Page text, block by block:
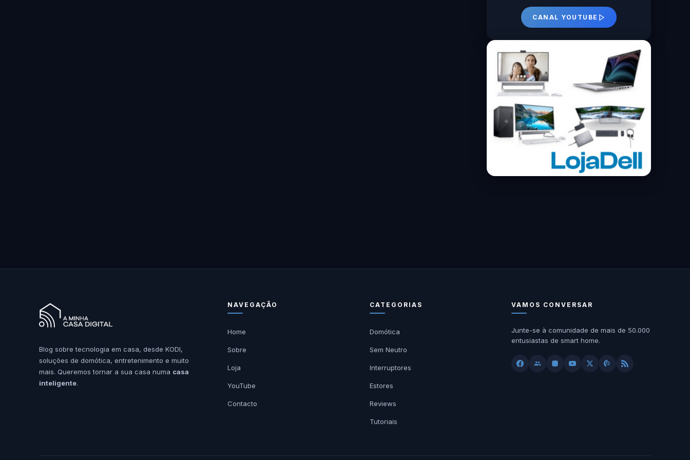
CANAL YOUTUBE
Blog sobre tecnologia em casa, desde KODI,
soluções de domótica, entretenimento e muito
mais. Queremos tornar a sua casa numa casa
inteligente.
NAVEGAÇÃO
Home
Sobre
Loja
YouTube
Contacto
CATEGORIAS
Domótica
Sem Neutro
Interruptores
Estores
Reviews
Tutoriais
VAMOS CONVERSAR
Junte-se à comunidade de mais de 50.000
entusiastas de smart home.